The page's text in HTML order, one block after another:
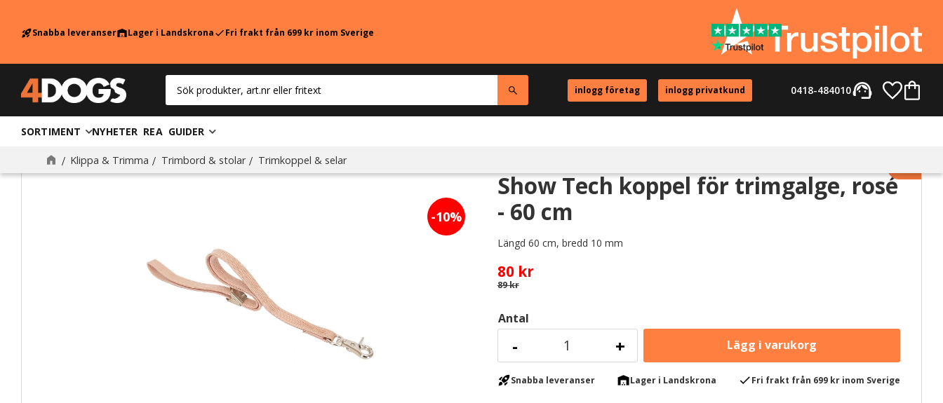
rocket_launchSnabba leveranserwarehouseLager i LandskronacheckFri frakt från 699 kr inom Sverige
inlogg företag inlogg privatkund support_agent
0418-484010
SORTIMENT NYHETER REA GUIDER
Klippa & Trimma Trimbord & stolar Trimkoppel & selar
Show Tech koppel för trimgalge, rosé
- 60 cm
Längd 60 cm, bredd 10 mm
10%
Nedsatt pris:
80kr
Ordinarie pris:
89kr
Antal
+
-
Lägg
rocket_launchSnabba leveranser warehouseLager i Landskrona checkFri frakt från 699 kr inom Sverige